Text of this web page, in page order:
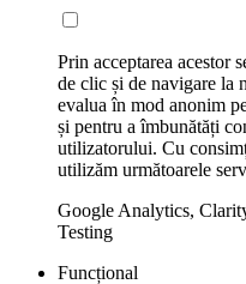
Prin acceptarea acestor
de clic și de navigare la
evalua în mod anonim
și pentru a îmbunătăți
utilizatorului. Cu
utilizăm următoarele
Google Analytics,
Testing
Funcțional